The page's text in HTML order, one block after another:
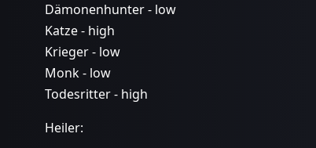
Dämonenhunter - low
Katze - high
Krieger - low
Monk - low
Todesritter - high
Heiler: